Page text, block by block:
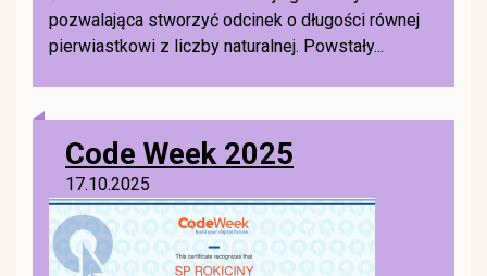
pozwalająca stworzyć odcinek o długości równej
pierwiastkowi z liczby naturalnej. Powstały...
Code Week 2025
17.10.2025